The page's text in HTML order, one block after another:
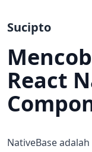
Sucipto
React
NativeBase